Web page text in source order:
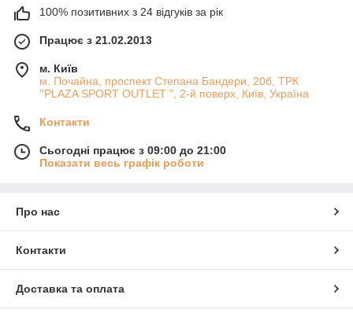
100% позитивних з 24 відгуків за рік
Працює з 21.02.2013
м. Київ
м. Почайна, проспект Степана Бандери, 20б, ТРК
''PLAZA SPORT OUTLET ", 2-й поверх, Київ, Україна
Контакти
Сьогодні працює з 09:00 до 21:00
Показати весь графік роботи
Про нас
Контакти
Доставка та оплата